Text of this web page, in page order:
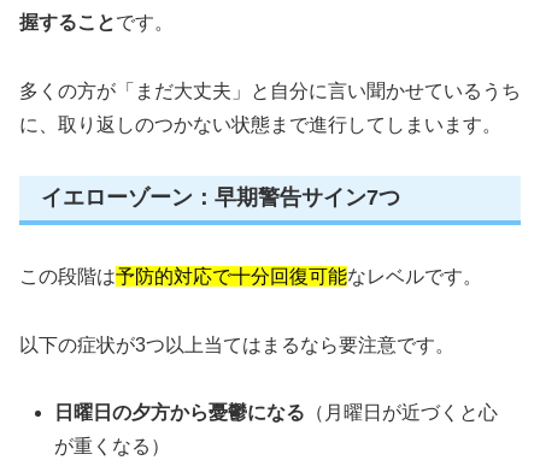
握することです。
多くの方が「まだ大丈夫」と自分に言い聞かせているうち
に、取り返しのつかない状態まで進行してしまいます。
イエローゾーン：早期警告サイン7つ
この段階は予防的対応で十分回復可能なレベルです。
以下の症状が3つ以上当てはまるなら要注意です。
日曜日の夕方から憂鬱になる （月曜日が近づくと心
が重くなる）